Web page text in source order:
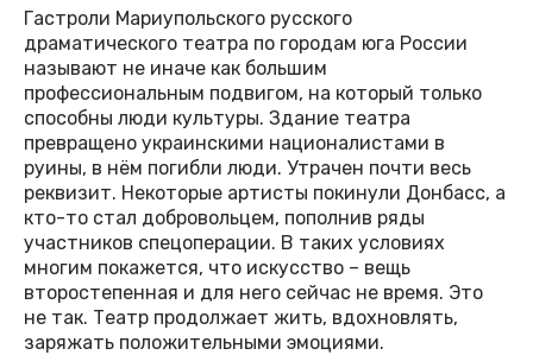
Гастроли Мариупольского русского
драматического театра по городам юга России
называют не иначе как большим
профессиональным подвигом, на который только
способны люди культуры. Здание театра
превращено украинскими националистами в
руины, в нём погибли люди. Утрачен почти весь
реквизит. Некоторые артисты покинули Донбасс, а
кто-то стал добровольцем, пополнив ряды
участников спецоперации. В таких условиях
многим покажется, что искусство – вещь
второстепенная и для него сейчас не время. Это
не так. Театр продолжает жить, вдохновлять,
заряжать положительными эмоциями.